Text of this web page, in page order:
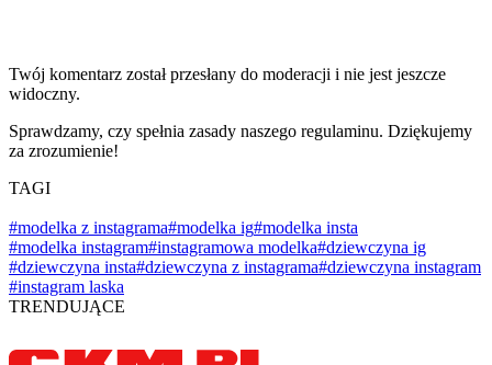
Twój komentarz został przesłany do moderacji i nie jest jeszcze
widoczny.
Sprawdzamy, czy spełnia zasady naszego regulaminu. Dziękujemy
za zrozumienie!
TAGI
#modelka z instagrama#modelka ig#modelka insta
#modelka instagram#instagramowa modelka#dziewczyna ig
#dziewczyna insta#dziewczyna z instagrama#dziewczyna instagram
#instagram laska
TRENDUJĄCE